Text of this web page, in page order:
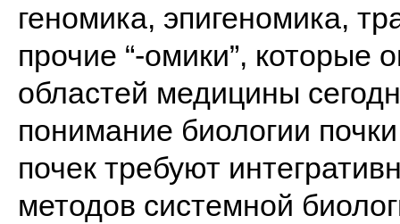
геномика, эпигеномика,
прочие “-омики”, которые
областей медицины
понимание биологии
почек требуют
методов системной